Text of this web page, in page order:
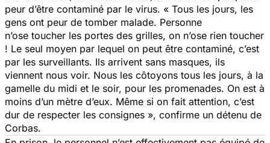
peur d’être contaminé par le virus. « Tous les jours, les
gens ont peur de tomber malade. Personne
n’ose toucher les portes des grilles, on n’ose rien toucher
! Le seul moyen par lequel on peut être contaminé, c’est
par les surveillants. Ils arrivent sans masques, ils
viennent nous voir. Nous les côtoyons tous les jours, à la
gamelle du midi et le soir, pour les promenades. On est à
moins d’un mètre d’eux. Même si on fait attention, c’est
dur de respecter les consignes », confirme un détenu de
Corbas.